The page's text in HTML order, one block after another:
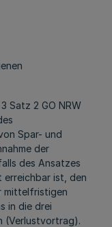
Satz 2 GO NRW
Spar- und
der
des Ansatzes
erreichbar ist, den
mittelfristigen
in die drei
(Verlustvortrag).